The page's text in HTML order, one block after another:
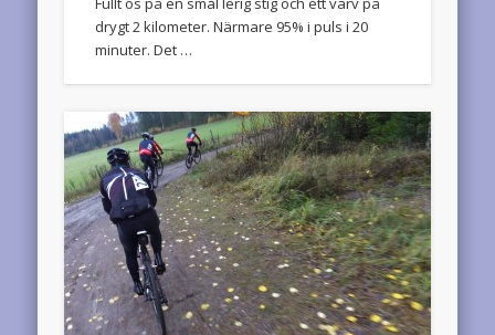
drygt 2 kilometer. Närmare 95% i puls i 20
minuter. Det …